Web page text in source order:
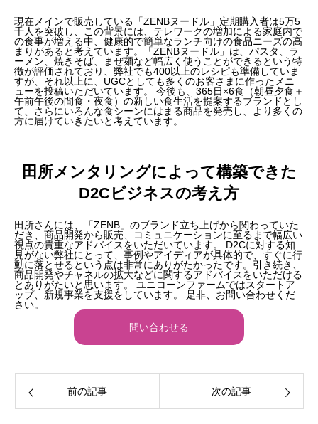
現在メインで販売している「ZENBヌードル」定期購入者は5万5
千人を突破し、この背景には、テレワークの増加による家庭内で
の食事が増える中、健康的で簡単なランチ向けの食品ニーズの高
まりがあると考えています。「ZENBヌードル」は、パスタ、ラ
ーメン、焼きそば、まぜ麺など幅広く使うことができるという特
徴が評価されており、弊社でも400以上のレシピも準備していま
すが、それ以上に、UGCとしても多くのお客さまに作ったメニ
ューを投稿いただいています。 今後も、365日×6食（朝昼夕食＋
午前午後の間食・夜食）の新しい食生活を提案するブランドとし
て、さらにいろんな食シーンにはまる商品を発売し、より多くの
方に届けていきたいと考えています。
田所メンタリングによって構築できた
D2Cビジネスの考え方
田所さんには、「ZENB」のブランド立ち上げから関わっていた
だき、商品開発から販売、コミュニケーションに至るまで幅広い
視点の貴重なアドバイスをいただいています。 D2Cに対する知
見がない弊社にとって、事例やアイディアが具体的で、すぐに行
動に落とせるという点は非常にありがたかったです。引き続き、
商品開発やチャネルの拡大などに関するアドバイスをいただける
とありがたいと思います。 ユニコーンファームではスタートア
ップ、新規事業を支援をしています。 是非、お問い合わせくだ
さい。
問い合わせる
前の記事 次の記事